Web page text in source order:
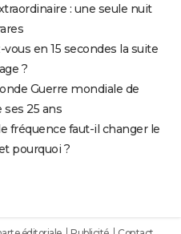
: une seule nuit
en 15 secondes la suite
?
Guerre mondiale de
25 ans
fréquence faut-il changer le
pourquoi ?